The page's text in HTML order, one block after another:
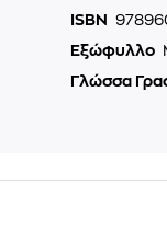
ISBN
Εξώφυλλο
Γλώσσα